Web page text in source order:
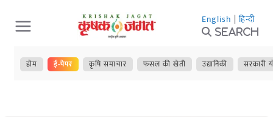
Skip
to
content
English | हिन्दी
Search
होम ई-पेपर कृषि समाचार फसल की खेती उद्यानिकी सरकारी